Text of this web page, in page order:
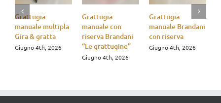
Grattugia
manuale multipla
Gira & gratta
Giugno 4th, 2026
Grattugia
manuale con
riserva Brandani
“Le grattugine”
Giugno 4th, 2026
Grattugia
manuale Brandani
con riserva
Giugno 4th, 2026